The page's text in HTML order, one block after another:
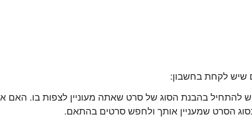
שיש לקחת בחשבון:
להתחיל בהבנת הסוג של סרט שאתה מעוניין לצפות בו. האם
הסרט שמעניין אותך ולחפש סרטים בהתאם.